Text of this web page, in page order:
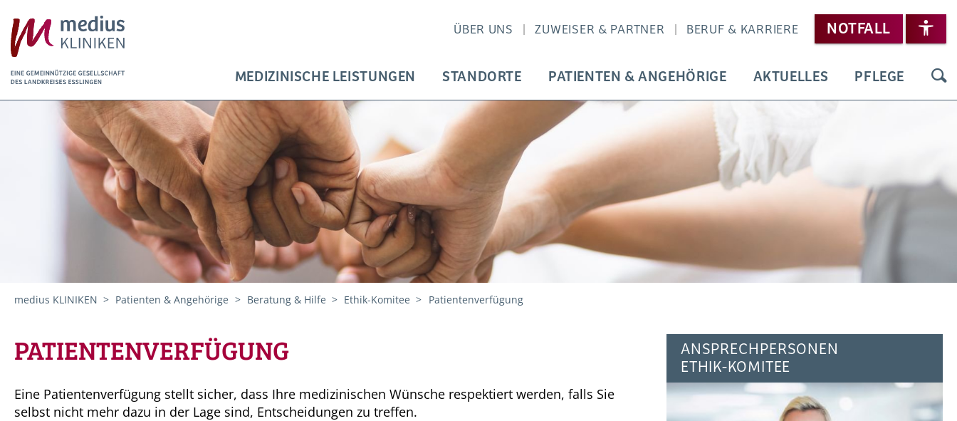
ÜBER UNS ZUWEISER & PARTNER BERUF & KARRIERE NOTFALL
MEDIZINISCHE LEISTUNGEN STANDORTE PATIENTEN & ANGEHÖRIGE AKTUELLES PFLEGE
medius KLINIKEN Patienten & Angehörige Beratung & Hilfe Ethik-Komitee Patientenverfügung
PATIENTENVERFÜGUNG
Eine Patientenverfügung stellt sicher, dass Ihre medizinischen Wünsche respektiert werden, falls Sie
selbst nicht mehr dazu in der Lage sind, Entscheidungen zu treffen.
ANSPRECHPERSONEN
ETHIK-KOMITEE